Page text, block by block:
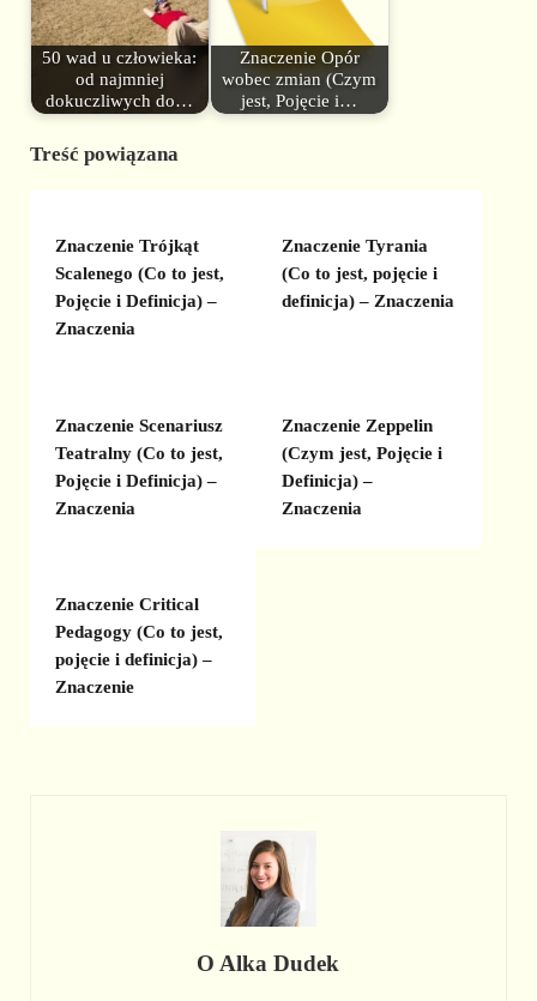
50 wad u człowieka:
od najmniej
dokuczliwych do…
Znaczenie Opór
wobec zmian (Czym
jest, Pojęcie i…
Treść powiązana
Znaczenie Trójkąt
Scalenego (Co to jest,
Pojęcie i Definicja) –
Znaczenia
Znaczenie Tyrania
(Co to jest, pojęcie i
definicja) – Znaczenia
Znaczenie Scenariusz
Teatralny (Co to jest,
Pojęcie i Definicja) –
Znaczenia
Znaczenie Zeppelin
(Czym jest, Pojęcie i
Definicja) –
Znaczenia
Znaczenie Critical
Pedagogy (Co to jest,
pojęcie i definicja) –
Znaczenie
O Alka Dudek